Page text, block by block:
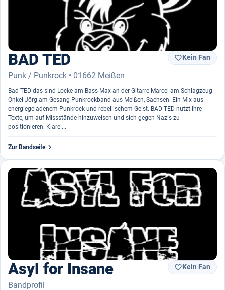
BAD TED
Punk / Punkrock • 01662 Meißen
Kein Fan
Bad TED das sind Locke am Bass Max an der Gitarre Marcel am Schlagzeug
Onkel Jörg am Gesang Punkrockband aus Meißen, Sachsen. Ein Mix aus
energiegeladenem Punkrock und rebellischem Geist. BAD TED nutzt ihre
Texte, um auf Missstände hinzuweisen und sich gegen Nazis zu
positionieren. Klare ...
Zur Bandseite
Asyl for Insane
Bandprofil
Kein Fan